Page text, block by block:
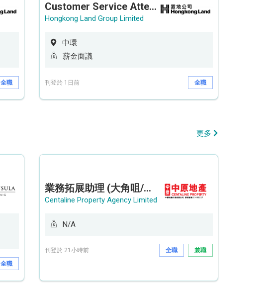
全職
Customer Service Attendant (5-day work)
Hongkong Land Group Limited
中環
薪金面議
刊登於 1日前 全職
更多
全職
業務拓展助理 (大角咀/荔枝角/九龍塘)
Centaline Property Agency Limited
N/A
刊登於 21小時前 全職 兼職